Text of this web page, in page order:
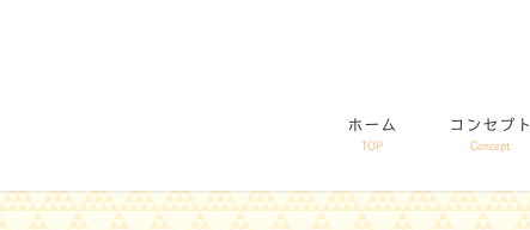
動
に
ホーム
TOP
コンセプト
Concept